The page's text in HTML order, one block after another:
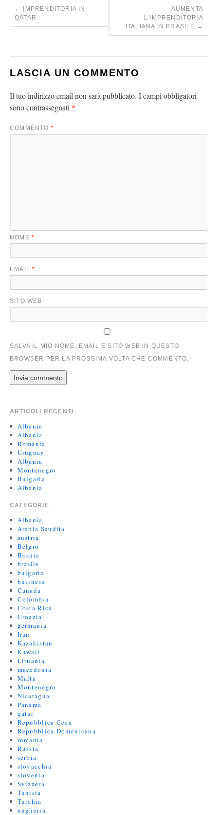
←
IMPRENDITORIA IN
QATAR
AUMENTA
L’IMPRENDITORIA
ITALIANA IN BRASILE →
LASCIA UN COMMENTO
Il tuo indirizzo email non sarà pubblicato. I campi obbligatori
sono contrassegnati *
COMMENTO *
NOME *
EMAIL*
SITO WEB
SALVA IL MIO NOME, EMAIL E SITO WEB IN QUESTO
BROWSER PER LA PROSSIMA VOLTA CHE COMMENTO.
ARTICOLI RECENTI
Albania
Albania
Romania
Uruguay
Albania
Montenegro
Bulgaria
Albania
CATEGORIE
Albania
Arabia Saudita
austria
Belgio
Bosnia
brasile
bulgaria
business
Canada
Colombia
Costa Rica
Croazia
germania
Iran
Kazakistan
Kuwait
Lituania
macedonia
Malta
Montenegro
Nicaragua
Panama
qatar
Repubblica Ceca
Repubblica Domenicana
romania
Russia
serbia
slovacchia
slovenia
Svizzera
Tunisia
Turchia
ungheria